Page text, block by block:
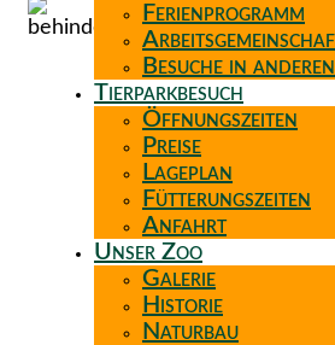
Ferienprogramm
Besuche in
Tierparkbesuch
Öffnungszeiten
Preise
Lageplan
Fütterungszeiten
Anfahrt
Unser Zoo
Galerie
Historie
Naturbau